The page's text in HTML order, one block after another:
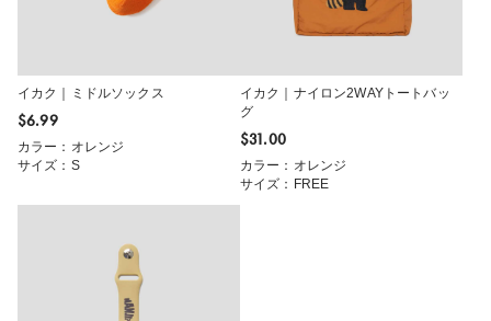
イカク｜ミドルソックス
$‌6.99
カラー：オレンジ
サイズ：S
イカク｜ナイロン2WAYトートバッ
グ
$‌31.00
カラー：オレンジ
サイズ：FREE